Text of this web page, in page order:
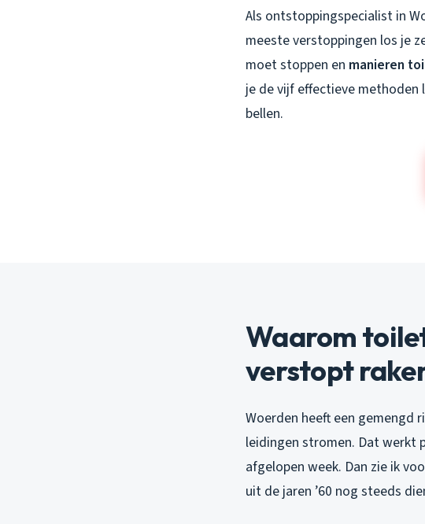
Als ontstoppingspecialist in
meeste verstoppingen los je
moet stoppen en manieren
je de vijf effectieve
bellen.
Waarom
verstopt
Woerden heeft een
leidingen stromen. Dat werkt
afgelopen week. Dan zie ik
uit de jaren ’60 nog steeds